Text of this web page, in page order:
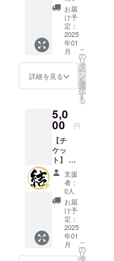
（1枚）
・現金
への交
換はで
きませ
ん。お
つりは
でませ
ん。 ・
初回来
お渡し
いたし
ます。
スタッ
フにク
ラウド
ファン
ディン
グで支
援をし
た旨を
お声掛
けくだ
さい。
・有効
期間：
お届
け予
定：
2025
年01
月
詳細を見る
こ
の
リ
タ
ー
ン
を
選
択
す
る
5,0
00 円
【チ
ケッ
ト】 飲
食チ
ケット
1000円
分（2
枚） ・
現金へ
の交換
はでき
ませ
ん。お
支援
者：
0人
お届
け予
定：
2025
年01
月
こ
の
リ